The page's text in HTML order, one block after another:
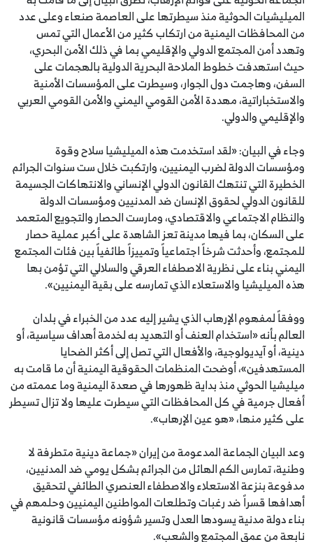
الميليشيات الحوثية منذ سيطرتها على العاصمة صنعاء وعلى عدد
من المحافظات اليمنية من ارتكاب كثير من الأعمال التي تمس
وتهدد أمن المجتمع الدولي والإقليمي بما في ذلك الأمن البحري،
حيث استهدفت خطوط الملاحة البحرية الدولية بالهجمات على
السفن، وهاجمت دول الجوار، وسيطرت على المؤسسات الأمنية
والاستخباراتية، مهددة الأمن القومي اليمني والأمن القومي العربي
والإقليمي والدولي.
وجاء في البيان: «لقد استخدمت هذه الميليشيا سلاح وقوة
ومؤسسات الدولة لضرب اليمنيين، وارتكبت خلال ست سنوات الجرائم
الخطيرة التي تنتهك القانون الدولي الإنساني والانتهاكات الجسيمة
للقانون الدولي لحقوق الإنسان ضد المدنيين ومؤسسات الدولة
والنظام الاجتماعي والاقتصادي، ومارست الحصار والتجويع المتعمد
على السكان، بما فيها مدينة تعز الشاهدة على أكبر عملية حصار
للمجتمع، وأحدثت شرخاً اجتماعياً وتمييزاً طائفياً بين فئات المجتمع
اليمني بناء على نظرية الاصطفاء العرقي والسلالي التي تؤمن بها
هذه الميليشيا والاستعلاء الذي تمارسه على بقية اليمنيين».
ووفقاً لمفهوم الإرهاب الذي يشير إليه عدد من الخبراء في بلدان
العالم بأنه «استخدام العنف أو التهديد به لخدمة أهداف سياسية، أو
دينية، أو آيديولوجية، والأفعال التي تصل إلى أكثر الضحايا
المستهدفين»، أوضحت المنظمات الحقوقية اليمنية أن ما قامت به
ميليشيا الحوثي منذ بداية ظهورها في صعدة اليمنية وما عممته من
أفعال جرمية في كل المحافظات التي سيطرت عليها ولا تزال تسيطر
على كثير منها، «هو عين الإرهاب».
وعد البيان الجماعة المدعومة من إيران «جماعة دينية متطرفة لا
وطنية، تمارس الكم الهائل من الجرائم بشكل يومي ضد المدنيين،
مدفوعة بنزعة الاستعلاء والاصطفاء العنصري الطائفي لتحقيق
أهدافها قسراً ضد رغبات وتطلعات المواطنين اليمنيين وحلمهم في
بناء دولة مدنية يسودها العدل وتسير شؤونه مؤسسات قانونية
نابعة من عمق المجتمع والشعب».